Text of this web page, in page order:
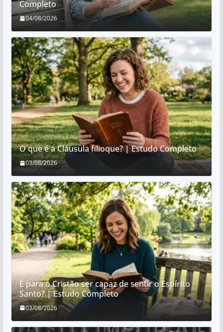
Completo
04/08/2026
O que é a Cláusula filioque? | Estudo Completo
03/08/2026
É para o Cristão ser capaz de sentir o Espírito
Santo? | Estudo Completo
03/08/2026